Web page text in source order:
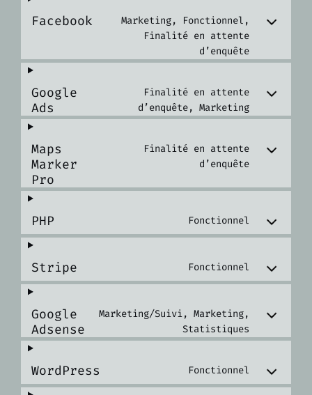
Facebook
Marketing, Fonctionnel,
Finalité en attente
d’enquête
Google
Ads
Finalité en attente
d’enquête, Marketing
Maps
Marker
Pro
Finalité en attente
d’enquête
PHP Fonctionnel
Stripe Fonctionnel
Google
Adsense
Marketing/Suivi, Marketing,
Statistiques
WordPress Fonctionnel